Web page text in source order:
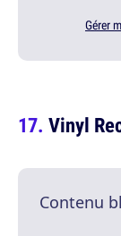
Gérer
Vinyl
Contenu